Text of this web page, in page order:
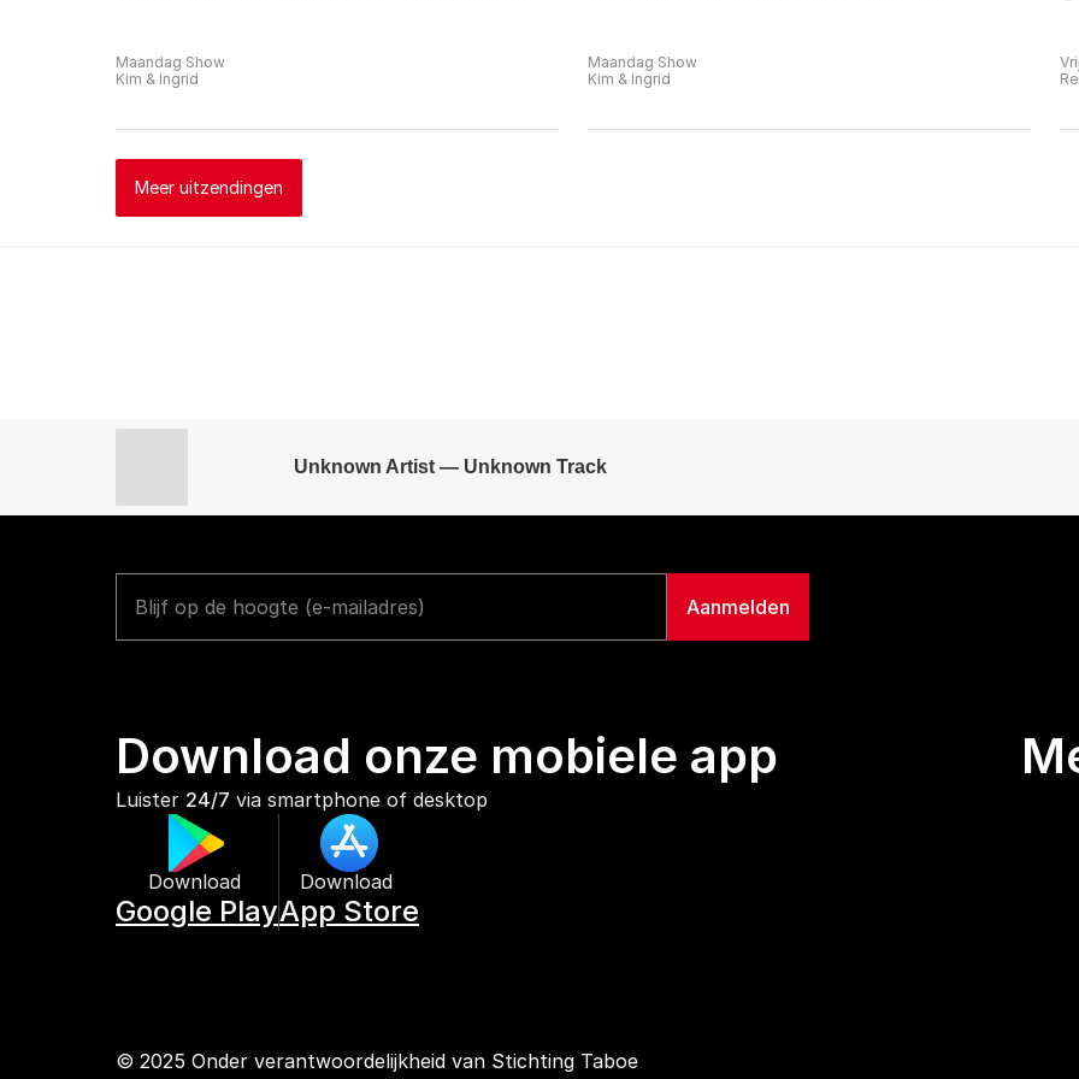
Maandag Show
Kim & Ingrid
Maandag Show
Kim & Ingrid
Meer uitzendingen
Unknown Artist — Unknown Track
Download onze mobiele app
Luister 24/7 via smartphone of desktop
Download
Google Play
Download
App Store
© 2025 Onder verantwoordelijkheid van Stichting Taboe